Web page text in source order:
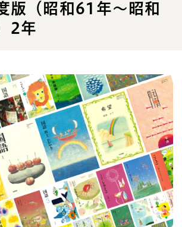
版（昭和61年～昭和
2年